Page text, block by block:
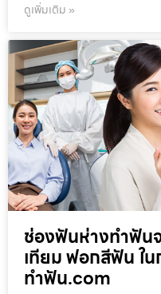
ดูเพิ่มเติม »
ช่องฟันห่างทำฟัน
เทียม ฟอกสีฟัน ใ
ทำฟัน.com